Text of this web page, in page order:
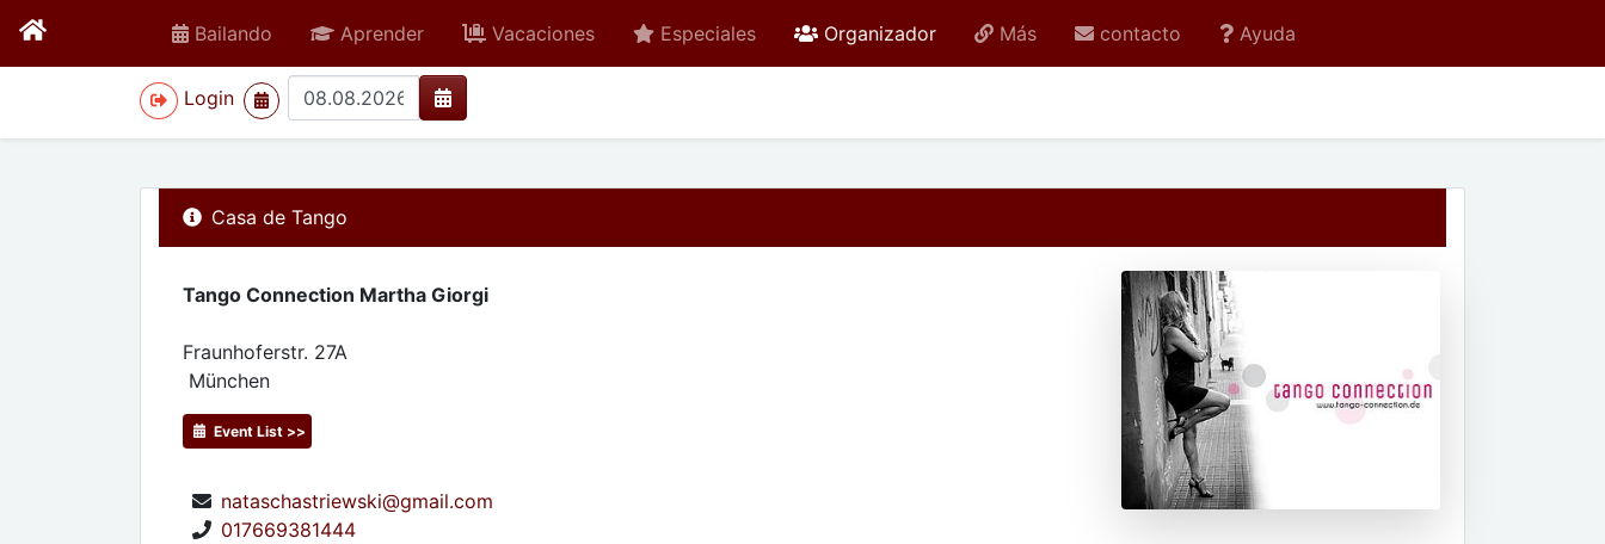
Bailando Aprender Vacaciones Especiales Organizadoractive Más contacto Ayuda
Login
>
Casa de Tango
Tango Connection Martha Giorgi
Fraunhoferstr. 27A
München
Event List >>
nataschastriewski@gmail.com
017669381444